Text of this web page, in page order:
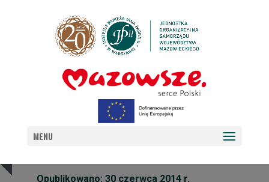
MENU
BIBLIOTEKA IPJP II POLECA
Opublikowano: 30 czerwca 2014 r.